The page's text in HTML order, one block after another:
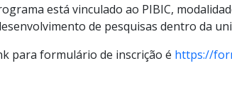
está vinculado ao PIBIC,
de pesquisas dentro da
para formulário de inscrição é https://